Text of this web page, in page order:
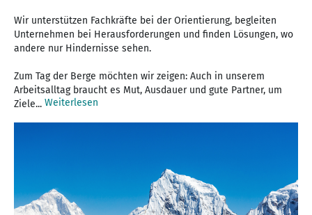
Wir unterstützen Fachkräfte bei der Orientierung, begleiten
Unternehmen bei Herausforderungen und finden Lösungen, wo
andere nur Hindernisse sehen.
Zum Tag der Berge möchten wir zeigen: Auch in unserem
Arbeitsalltag braucht es Mut, Ausdauer und gute Partner, um
Ziele... Weiterlesen